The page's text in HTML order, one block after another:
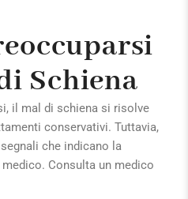
Schiena
il mal di schiena si risolve
conservativi. Tuttavia,
che indicano la
Consulta un medico